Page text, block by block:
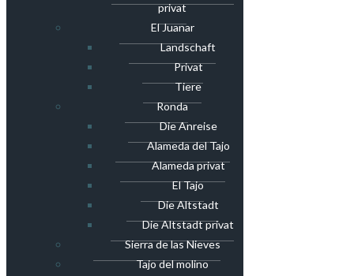
privat
El Juanar
Landschaft
Privat
Tiere
Ronda
Die Anreise
Alameda del Tajo
Alameda privat
El Tajo
Die Altstadt
Die Altstadt privat
Sierra de las Nieves
Tajo del molino